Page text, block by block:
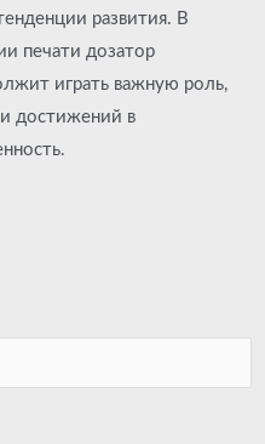
развития. В
печати дозатор
играть важную роль,
достижений в